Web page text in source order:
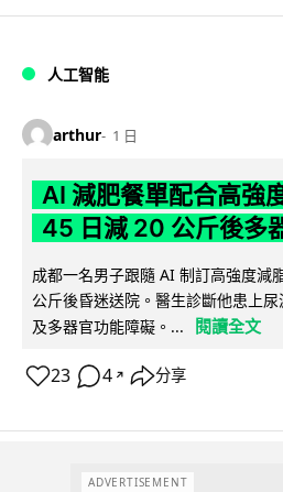
人工智能
arthur 1 日
AI 減肥餐單配合高
45 日減 20 公斤後多
成都一名男子跟隨 AI 制訂高強度減
公斤後昏迷送院。醫生診斷他患上
及多器官功能障礙。...
閱讀全文
23 4 ↗ 分享
ADVERTISEMENT